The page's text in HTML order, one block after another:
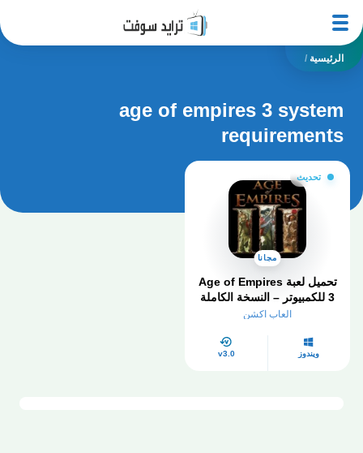
الرئيسية /
age of empires 3 system
requirements
تحديث
مجانا
تحميل لعبة Age of Empires
3 للكمبيوتر – النسخة الكاملة
العاب اكشن
ويندوز v3.0